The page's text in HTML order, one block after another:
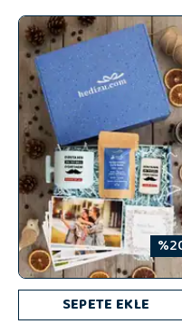
SEPETE EKLE